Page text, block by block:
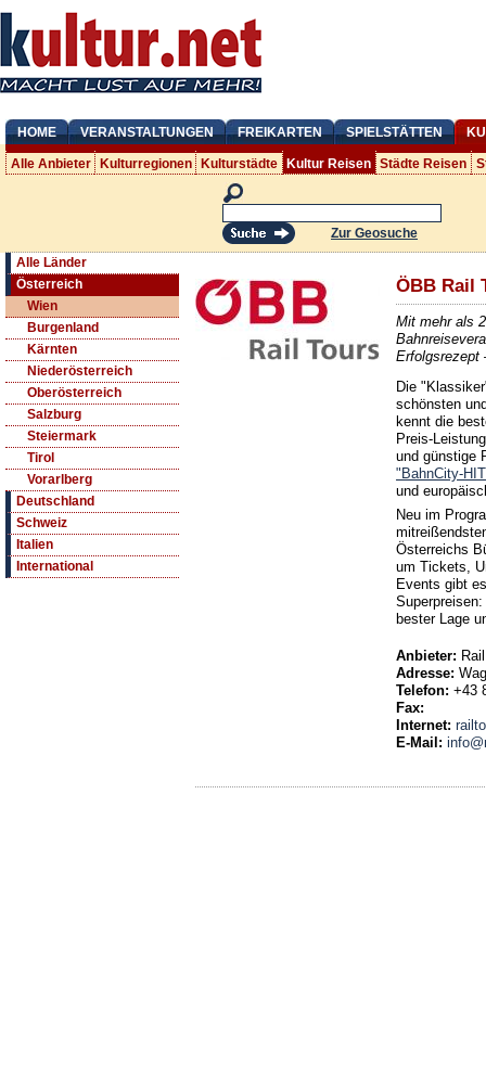
HOME VERANSTALTUNGEN FREIKARTEN SPIELSTÄTTEN
Alle Anbieter Kulturregionen Kulturstädte Kultur Reisen Städte Reisen
Zur Geosuche
Alle Länder
Österreich
Wien
Burgenland
Kärnten
Niederösterreich
Oberösterreich
Salzburg
Steiermark
Tirol
Vorarlberg
Deutschland
Schweiz
Italien
International
ÖBB Rail
Mit mehr als
Erfolgsrezept
Die
schönsten
kennt die
Preis-
und günstige
"BahnCity-
und
Neu im
Österreichs
um Tickets,
Events gibt
bester Lage
Anbieter:
Adresse:
Telefon: +43
Fax:
Internet:
E-Mail: